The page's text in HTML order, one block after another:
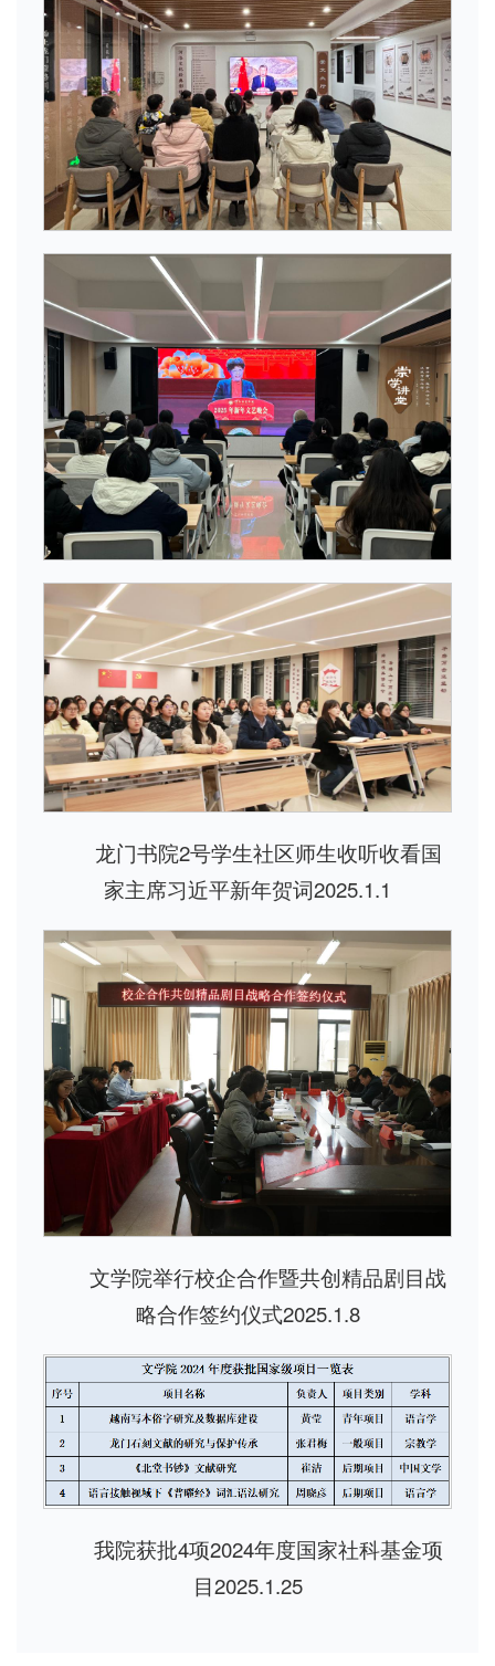
龙门书院2号学生社区师生收听收看国
家主席习近平新年贺词2025.1.1
文学院举行校企合作暨共创精品剧目战
略合作签约仪式2025.1.8
我院获批4项2024年度国家社科基金项
目2025.1.25